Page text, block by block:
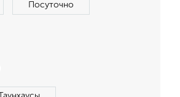
Посуточно